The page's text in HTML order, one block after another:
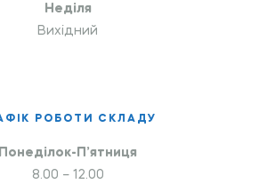
Неділя
Вихідний
РОБОТИ СКЛАДУ
Понеділок-П’ятниця
8.00 – 12.00